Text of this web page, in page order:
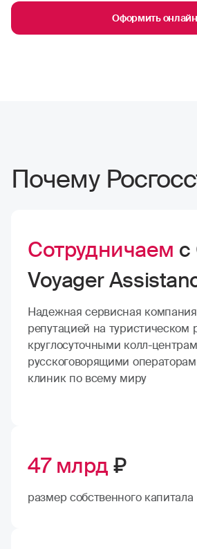
Оформить онлайн
Почему
Сотрудничаем с
Voyager
Надежная сервисная
репутацией на туристическом
круглосуточными колл-
русскоговорящими
клиник по всему миру
47 млрд ₽
размер собственного капитала